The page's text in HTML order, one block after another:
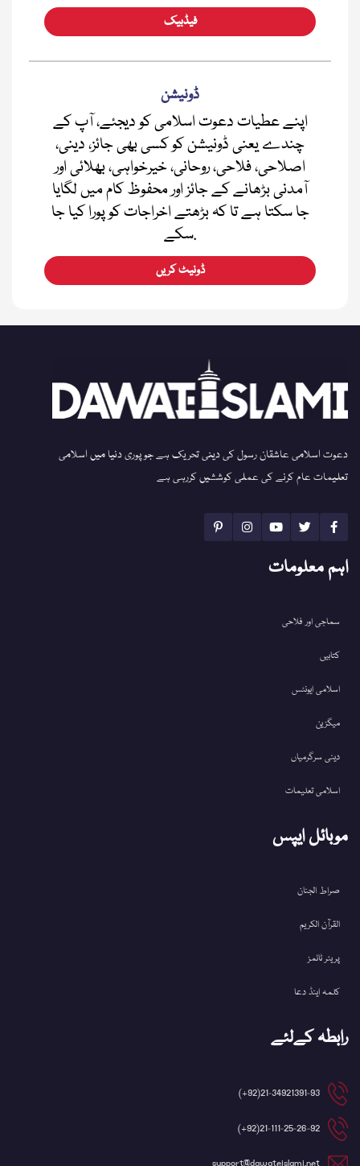
فیڈبیک
ڈونیشن
اپنے عطیات دعوت اسلامی کو دیجئے، آپ کے
چندے یعنی ڈونیشن کو کسی بھی جائز، دینی،
اصلاحی، فلاحی، روحانی، خیرخواہی، بھلائی اور
آمدنی بڑھانے کے جائز اور محفوظ کام میں لگایا
جا سکتا ہے تا کہ بڑھتے اخراجات کو پورا کیا جا
سکے.
ڈونیٹ کریں
دعوت اسلامی عاشقان رسول کی دینی تحریک ہے جو پوری دنیا میں اسلامی
تعلیمات عام کرنے کی عملی کوششیں کررہی ہے
اہم معلومات
سماجی اور فلاحی
کتابیں
اسلامی ایونٹس
میگزین
دینی سرگرمیاں
اسلامی تعلیمات
موبائل ایپس
صراط الجنان
القرآن الکریم
پریئر ٹائمز
کلمہ اینڈ دعا
رابطہ کےلئے
21-34921391-93(92+)
21-111-25-26-92(92+)
support@dawateislami.net